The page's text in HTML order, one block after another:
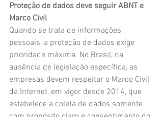
Proteção de dados deve seguir ABNT e
Marco Civil
Quando se trata de informações
pessoais, a proteção de dados exige
prioridade máxima. No Brasil, na
ausência de legislação específica, as
empresas devem respeitar o Marco Civil
da Internet, em vigor desde 2014, que
estabelece a coleta de dados somente